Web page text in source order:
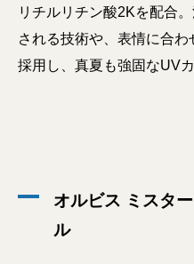
リチルリチン酸2Kを配合
される技術や、表情に合
採用し、真夏も強固なUV
オルビス ミスタ
ル